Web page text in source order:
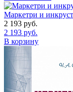
Маркетри и
2 193 руб.
2 193 руб.
В корзину